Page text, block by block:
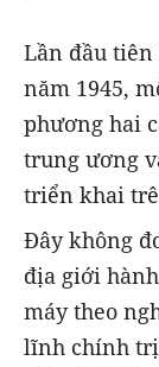
Lần đầu tiên
năm 1945,
phương hai
trung ương
triển khai
Đây không
địa giới
máy theo
lĩnh chính